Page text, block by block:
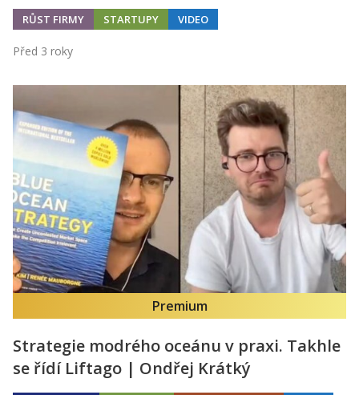
RŮST FIRMY STARTUPY VIDEO
Před 3 roky
Premium
Strategie modrého oceánu v praxi. Takhle
se řídí Liftago | Ondřej Krátký